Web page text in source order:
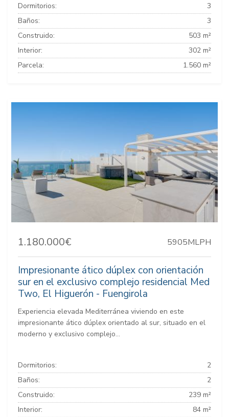
Dormitorios:
3
Baños:
3
Construido:
503 m²
Interior:
302 m²
Parcela:
1.560 m²
1.180.000€ 5905MLPH
Impresionante ático dúplex con orientación
sur en el exclusivo complejo residencial Med
Two, El Higuerón - Fuengirola
Experiencia elevada Mediterránea viviendo en este
impresionante ático dúplex orientado al sur, situado en el
moderno y exclusivo complejo...
Dormitorios:
2
Baños:
2
Construido:
239 m²
Interior:
84 m²